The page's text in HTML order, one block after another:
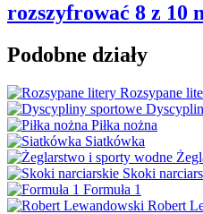
rozszyfrować 8 z 10
Podobne działy
Rozsypane
Piłka nożna
Siatkówka
Skoki
Formuła 1
Robert